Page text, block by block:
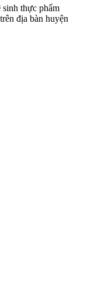
thực phẩm
địa bàn huyện